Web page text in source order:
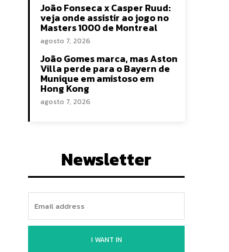
João Fonseca x Casper Ruud:
veja onde assistir ao jogo no
Masters 1000 de Montreal
agosto 7, 2026
João Gomes marca, mas Aston
Villa perde para o Bayern de
Munique em amistoso em
Hong Kong
agosto 7, 2026
Newsletter
I WANT IN